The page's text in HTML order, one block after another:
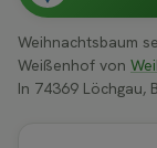
Weihnachtsbaum
Weißenhof von
In 74369 Löchgau,